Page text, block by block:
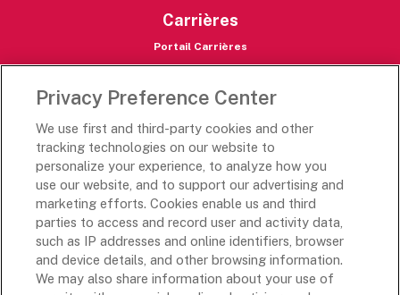
Carrières
Portail Carrières
Les destinations de Rich
Rich's Global
Le Mexique de Rich
L'Académie de Rich
Suivez-nous
Privacy Preference Center
We use first and third-party cookies and other
tracking technologies on our website to
personalize your experience, to analyze how you
use our website, and to support our advertising and
marketing efforts. Cookies enable us and third
parties to access and record user and activity data,
such as IP addresses and online identifiers, browser
and device details, and other browsing information.
We may also share information about your use of